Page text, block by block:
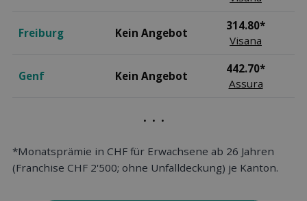
Freiburg Kein Angebot
314.80*
Visana
Genf Kein Angebot
442.70*
Assura
. . .
*Monatsprämie in CHF für Erwachsene ab 26 Jahren
(Franchise CHF 2'500; ohne Unfalldeckung) je Kanton.